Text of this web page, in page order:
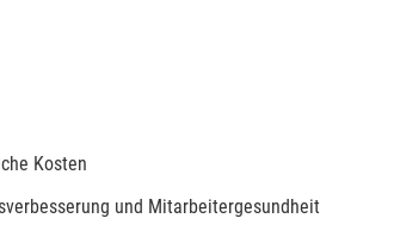
Kosten
und Mitarbeitergesundheit